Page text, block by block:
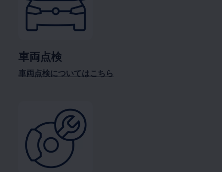
車両点検
車両点検についてはこちら